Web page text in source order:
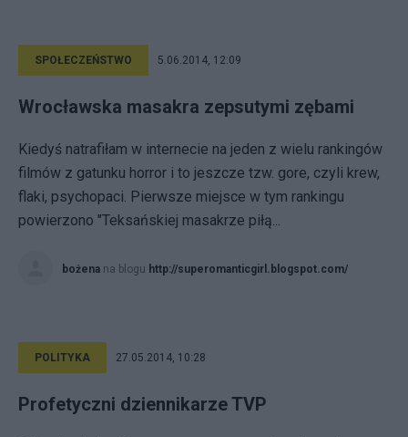
SPOŁECZEŃSTWO 5.06.2014, 12:09
Wrocławska masakra zepsutymi zębami
Kiedyś natrafiłam w internecie na jeden z wielu rankingów
filmów z gatunku horror i to jeszcze tzw. gore, czyli krew,
flaki, psychopaci. Pierwsze miejsce w tym rankingu
powierzono "Teksańskiej masakrze piłą...
bożena na blogu http://superomanticgirl.blogspot.com/
POLITYKA 27.05.2014, 10:28
Profetyczni dziennikarze TVP